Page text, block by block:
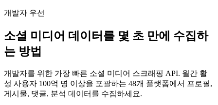
개발자 우선
소셜 미디어 데이터를 몇 초 만에 수집하
는 방법
개발자를 위한 가장 빠른 소셜 미디어 스크래핑 API. 월간 활
성 사용자 100억 명 이상을 포괄하는 48개 플랫폼에서 프로필,
게시물, 댓글, 분석 데이터를 수집하세요.